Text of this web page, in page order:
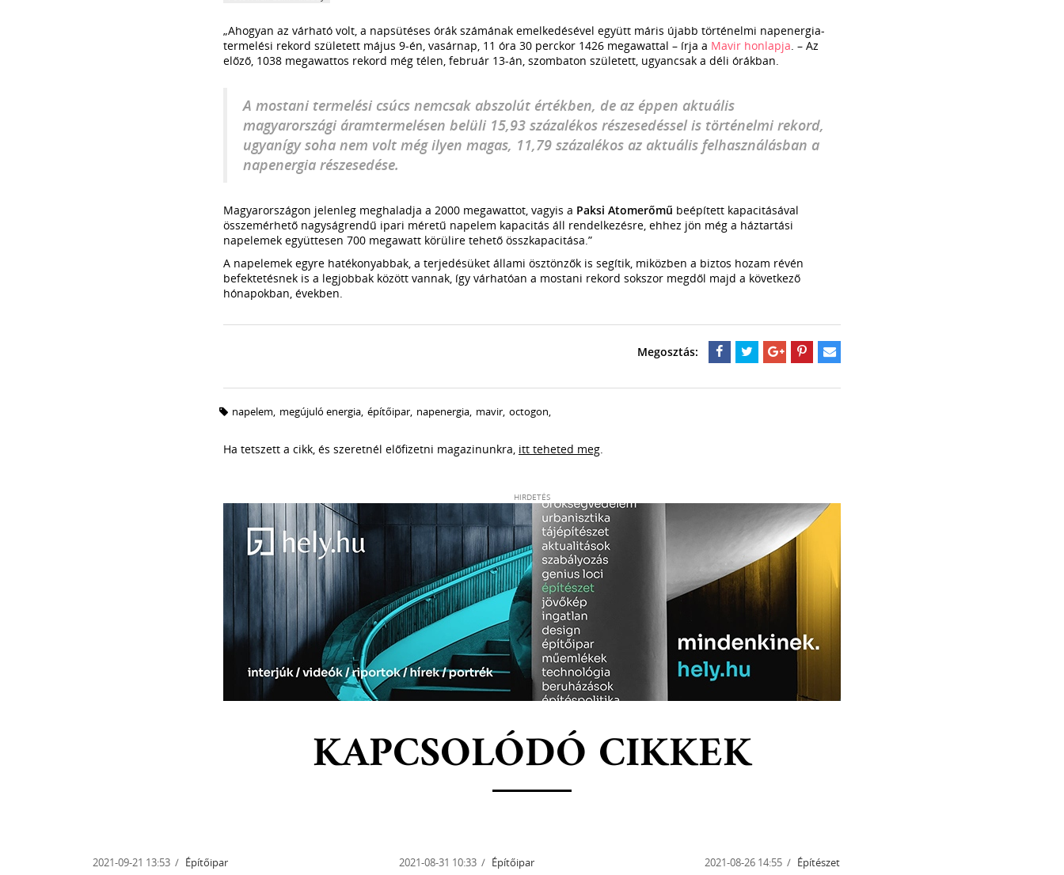
„Ahogyan az várható volt, a napsütéses órák számának emelkedésével együtt máris újabb történelmi napenergia-
termelési rekord született május 9-én, vasárnap, 11 óra 30 perckor 1426 megawattal – írja a Mavir honlapja . – Az
előző, 1038 megawattos rekord még télen, február 13-án, szombaton született, ugyancsak a déli órákban.
A mostani termelési csúcs nemcsak abszolút értékben, de az éppen aktuális
magyarországi áramtermelésen belüli 15,93 százalékos részesedéssel is történelmi rekord,
ugyanígy soha nem volt még ilyen magas, 11,79 százalékos az aktuális felhasználásban a
napenergia részesedése.
Magyarországon jelenleg meghaladja a 2000 megawattot, vagyis a Paksi Atomerőmű beépített kapacitásával
összemérhető nagyságrendű ipari méretű napelem kapacitás áll rendelkezésre, ehhez jön még a háztartási
napelemek együttesen 700 megawatt körülire tehető összkapacitása.”
A napelemek egyre hatékonyabbak, a terjedésüket állami ösztönzők is segítik, miközben a biztos hozam révén
befektetésnek is a legjobbak között vannak, így várhatóan a mostani rekord sokszor megdől majd a következő
hónapokban, években.
napelem, megújuló energia, építőipar, napenergia, mavir, octogon,
Ha tetszett a cikk, és szeretnél előfizetni magazinunkra, itt teheted meg
HIRDETÉS
KAPCSOLÓDÓ CIKKEK
2021-09-21 13:53 Építőipar 2021-08-31 10:33 Építőipar 2021-08-26 14:55 Építészet